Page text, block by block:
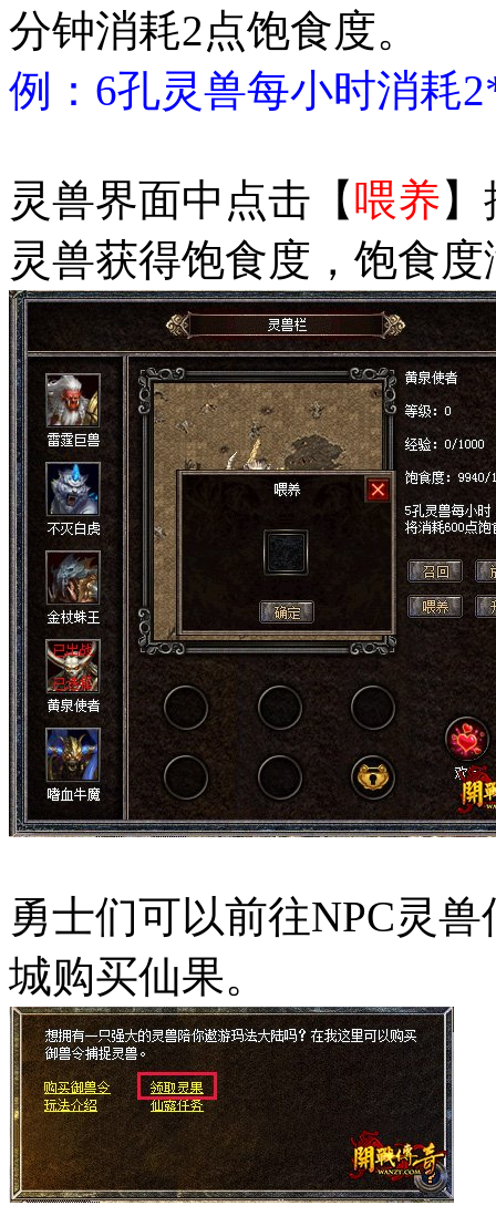
分钟消耗2点饱食度。
例：6孔灵兽每小时消耗
灵兽界面中点击【喂养
灵兽获得饱食度，饱食
勇士们可以前往NPC灵
城购买仙果。